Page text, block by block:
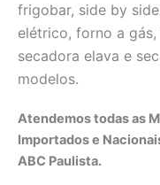
frigobar, side by
elétrico, forno a
secadora elava e
modelos.
Atendemos todas as
Importados e
ABC Paulista.